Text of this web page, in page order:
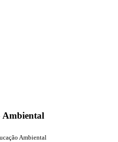
Ambiental
Ambiental